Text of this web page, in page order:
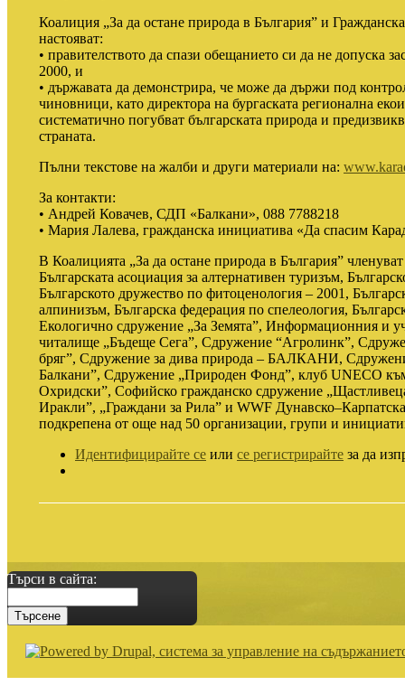
Коалиция „За да остане природа в България” и
настояват:
• правителството да спази обещанието си да не допуска
2000, и
• държавата да демонстрира, че може да държи под
чиновници, като директора на бургаската регионална
систематично погубват българската природа и
страната.
Пълни текстове на жалби и други материали на:
За контакти:
• Андрей Ковачев, СДП «Балкани», 088 7788218
• Мария Лалева, гражданска инициатива «Да спасим
В Коалицията „За да остане природа в България”
Българската асоциация за алтернативен туризъм,
Българското дружество по фитоценология – 2001,
алпинизъм, Българска федерация по спелеология,
Екологично сдружение „За Земята”, Информационния и
читалище „Бъдеще Сега”, Сдружение “Агролинк”,
бряг”, Сдружение за дива природа – БАЛКАНИ,
Балкани”, Сдружение „Природен Фонд”, клуб UNECO
Охридски”, Софийско гражданско сдружение
Иракли”, „Граждани за Рила” и WWF
подкрепена от още над 50 организации, групи и
Идентифицирайте се или се регистрирайте за да
Търси в сайта: